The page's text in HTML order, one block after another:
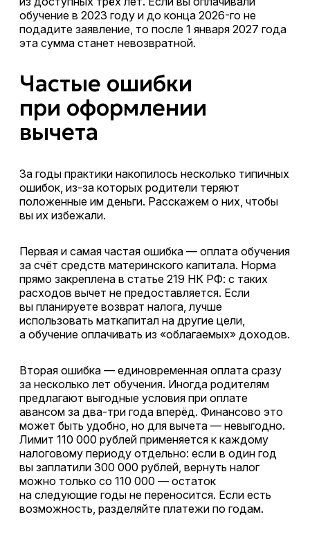
обучение в 2023 году и до конца 2026-го не
подадите заявление, то после 1 января 2027 года
эта сумма станет невозвратной.
Частые ошибки
при оформлении
вычета
За годы практики накопилось несколько типичных
ошибок, из-за которых родители теряют
положенные им деньги. Расскажем о них, чтобы
вы их избежали.
Первая и самая частая ошибка — оплата обучения
за счёт средств материнского капитала. Норма
прямо закреплена в статье 219 НК РФ: с таких
расходов вычет не предоставляется. Если
вы планируете возврат налога, лучше
использовать маткапитал на другие цели,
а обучение оплачивать из «облагаемых» доходов.
Вторая ошибка — единовременная оплата сразу
за несколько лет обучения. Иногда родителям
предлагают выгодные условия при оплате
авансом за два-три года вперёд. Финансово это
может быть удобно, но для вычета — невыгодно.
Лимит 110 000 рублей применяется к каждому
налоговому периоду отдельно: если в один год
вы заплатили 300 000 рублей, вернуть налог
можно только со 110 000 — остаток
на следующие годы не переносится. Если есть
возможность, разделяйте платежи по годам.